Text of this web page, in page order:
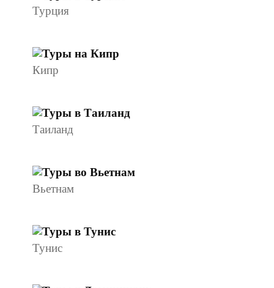
Турция
Кипр
Таиланд
Вьетнам
Тунис